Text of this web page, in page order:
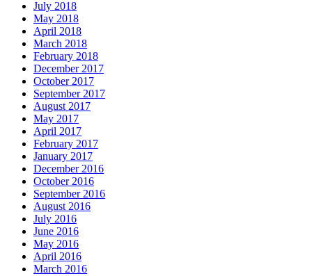
July 2018
May 2018
April 2018
March 2018
February 2018
December 2017
October 2017
September 2017
August 2017
May 2017
April 2017
February 2017
January 2017
December 2016
October 2016
September 2016
August 2016
July 2016
June 2016
May 2016
April 2016
March 2016